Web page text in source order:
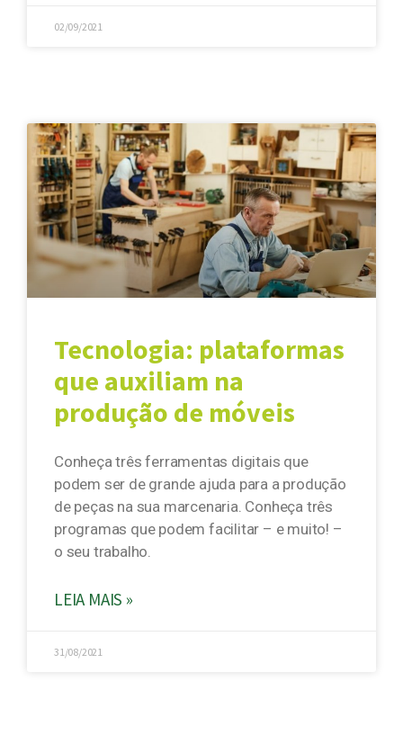
02/09/2021
Tecnologia: plataformas
que auxiliam na
produção de móveis
Conheça três ferramentas digitais que
podem ser de grande ajuda para a produção
de peças na sua marcenaria. Conheça três
programas que podem facilitar – e muito! –
o seu trabalho.
LEIA MAIS »
31/08/2021